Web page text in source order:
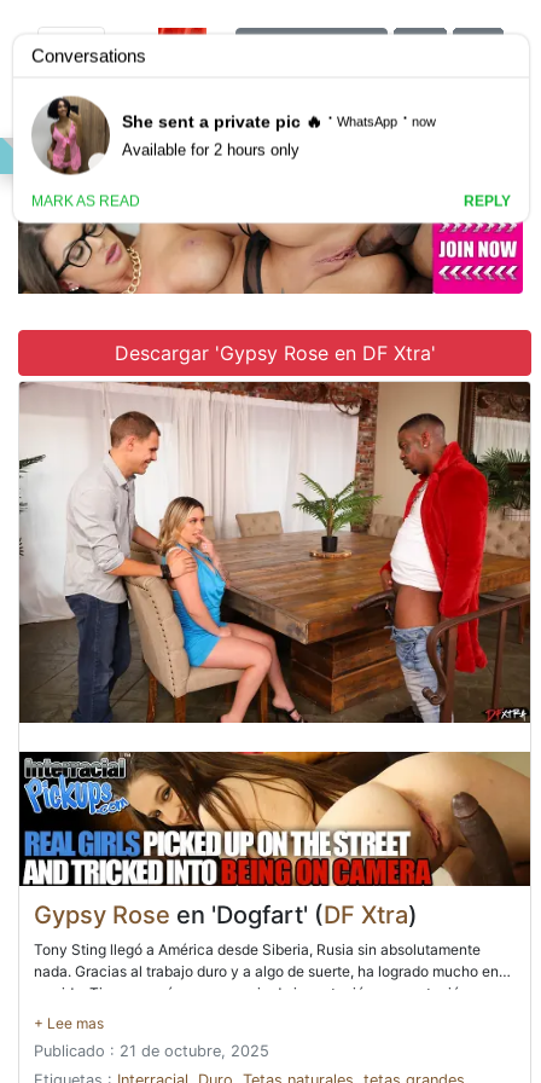
VIDEO GALLERY
Descargar 'Gypsy Rose en DF Xtra'
Gypsy Rose en 'Dogfart' (DF Xtra)
Tony Sting llegó a América desde Siberia, Rusia sin absolutamente
nada. Gracias al trabajo duro y a algo de suerte, ha logrado mucho en
su vida. Tiene un próspero negocio de importación y exportación, una
gran casa, piscina, coches de lujo y, sobre todo, una hermosa esposa,
afortunado que quiere compartir su fortuna con su amigo Slim Poke.
Publicado : 21 de octubre, 2025